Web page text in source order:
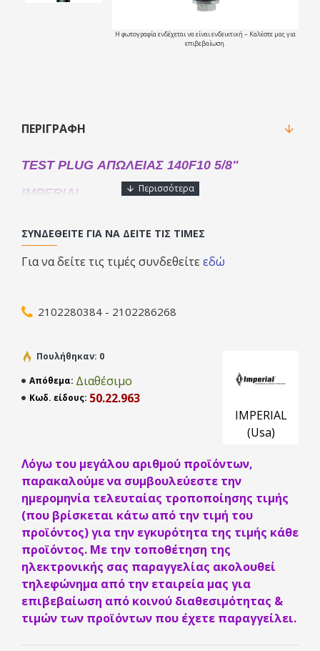
Η φωτογραφία ενδέχεται να είναι ενδεικτική – Καλέστε μας για
επιβεβαίωση.
ΠΕΡΙΓΡΑΦΉ
TEST PLUG ΑΠΩΛΕΙΑΣ 140F10 5/8"
IMPERIAL
εγκατάσταση βαλβίδας.
Ιδιαίτερα χρήσιμο για υδραυλικές εγκαταστάσεις, θέρμανση,
100 psi.
Όνομα Προμηθευτή:
Κωδικός URI: 140F10
σωλήνων χωρίς τσάκισμα ή εγκατάσταση βαλβίδας
Μήκος (ίντσες): 6.50
Πλάτος (ίντσες):5.25
Ύψος (ίντσες):0.50
Βάρος αποστολής (λίβρες):0.12
Μάθετε περισσότερα
ΣΥΝΔΕΘΕΊΤΕ ΓΙΑ ΝΑ ΔΕΊΤΕ ΤΙΣ ΤΙΜΈΣ
Για να δείτε τις τιμές συνδεθείτεεδώ
2102280384 - 2102286268
Απόθεμα: Διαθέσιμο
Κωδ. είδους: 50.22.963
IMPERIAL
(Usa)
Πουλήθηκαν: 0
Λόγω του μεγάλου αριθμού προϊόντων,
παρακαλούμε να συμβουλεύεστε την
ημερομηνία τελευταίας τροποποίησης τιμής
(που βρίσκεται κάτω από την τιμή του
προϊόντος) για την εγκυρότητα της τιμής κάθε
προϊόντος. Με την τοποθέτηση της
ηλεκτρονικής σας παραγγελίας ακολουθεί
τηλεφώνημα από την εταιρεία μας για
επιβεβαίωση από κοινού διαθεσιμότητας &
τιμών των προϊόντων που έχετε παραγγείλει.